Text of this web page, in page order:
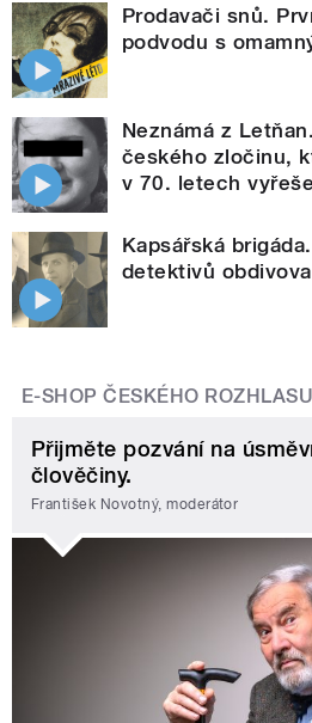
Prodavači snů.
podvodu s
Neznámá z
českého zločinu,
v 70. letech
Kapsářská
detektivů
E-SHOP ČESKÉHO ROZHLASU
Přijměte pozvání na
člověčiny.
František Novotný, moderátor